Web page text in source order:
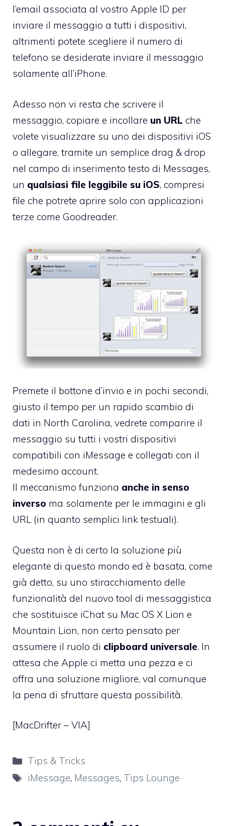
l’email associata al vostro Apple ID per
inviare il messaggio a tutti i dispositivi,
altrimenti potete scegliere il numero di
telefono se desiderate inviare il messaggio
solamente all’iPhone.
Adesso non vi resta che scrivere il
messaggio, copiare e incollare un URL che
volete visualizzare su uno dei dispositivi iOS
o allegare, tramite un semplice drag & drop
nel campo di inserimento testo di Messages,
un qualsiasi file leggibile su iOS, compresi
file che potrete aprire solo con applicazioni
terze come Goodreader.
Premete il bottone d’invio e in pochi secondi,
giusto il tempo per un rapido scambio di
dati in North Carolina, vedrete comparire il
messaggio su tutti i vostri dispositivi
compatibili con iMessage e collegati con il
medesimo account.
Il meccanismo funziona anche in senso
inverso ma solamente per le immagini e gli
URL (in quanto semplici link testuali).
Questa non è di certo la soluzione più
elegante di questo mondo ed è basata, come
già detto, su uno stiracchiamento delle
funzionalità del nuovo tool di messaggistica
che sostituisce iChat su Mac OS X Lion e
Mountain Lion, non certo pensato per
assumere il ruolo di clipboard universale. In
attesa che Apple ci metta una pezza e ci
offra una soluzione migliore, val comunque
la pena di sfruttare questa possibilità.
[MacDrifter – VIA]
Categorie
Tips & Tricks
Tag
iMessage, Messages, Tips Lounge